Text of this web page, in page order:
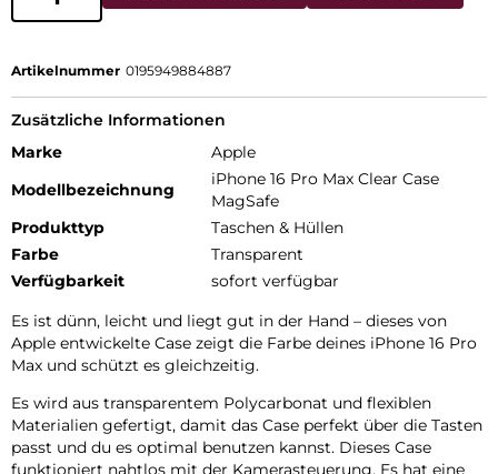
Artikelnummer 0195949884887
Zusätzliche Informationen
Marke
Apple
Modellbezeichnung
iPhone 16 Pro Max Clear Case
MagSafe
Produkttyp
Taschen & Hüllen
Farbe
Transparent
Verfügbarkeit
sofort verfügbar
Es ist dünn, leicht und liegt gut in der Hand – dieses von
Apple entwickelte Case zeigt die Farbe deines iPhone 16 Pro
Max und schützt es gleichzeitig.
Es wird aus transparentem Poly­carbonat und flexiblen
Materialien gefertigt, damit das Case perfekt über die Tasten
passt und du es optimal benutzen kannst. Dieses Case